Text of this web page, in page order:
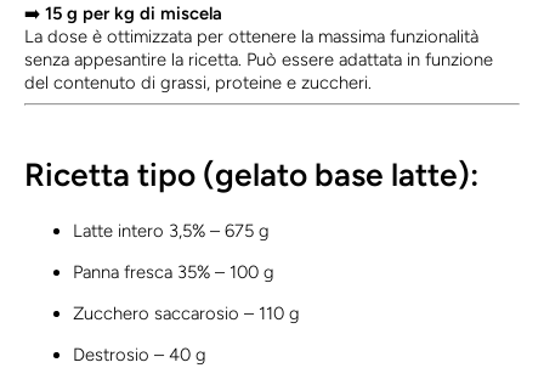
➡️ 15 g per kg di miscela
La dose è ottimizzata per ottenere la massima funzionalità
senza appesantire la ricetta. Può essere adattata in funzione
del contenuto di grassi, proteine e zuccheri.
Ricetta tipo (gelato base latte):
Latte intero 3,5% – 675 g
Panna fresca 35% – 100 g
Zucchero saccarosio – 110 g
Destrosio – 40 g